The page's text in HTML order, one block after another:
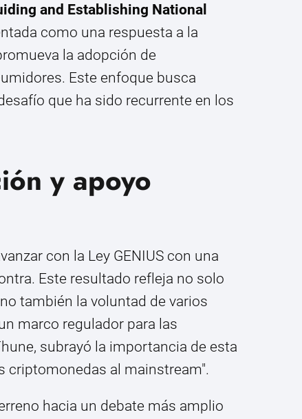
and Establishing National
como una respuesta a la
la adopción de
Este enfoque busca
que ha sido recurrente en los
y apoyo
con la Ley GENIUS con una
Este resultado refleja no solo
también la voluntad de varios
marco regulador para las
subrayó la importancia de esta
criptomonedas al mainstream".
hacia un debate más amplio